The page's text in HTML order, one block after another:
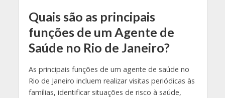
Quais são as principais
funções de um Agente de
Saúde no Rio de Janeiro?
As principais funções de um agente de saúde no
Rio de Janeiro incluem realizar visitas periódicas às
famílias, identificar situações de risco à saúde,